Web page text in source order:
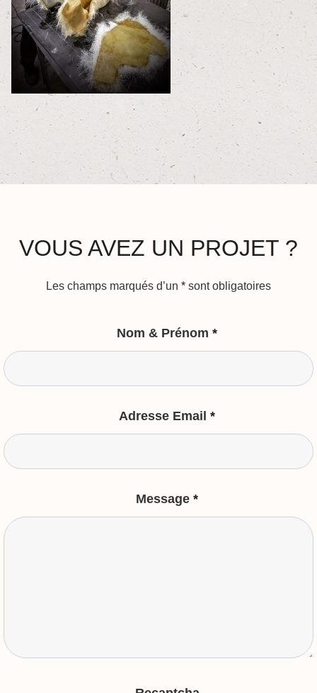
VOUS AVEZ UN PROJET ?
Les champs marqués d’un * sont obligatoires
Nom & Prénom *
Adresse Email *
Message *